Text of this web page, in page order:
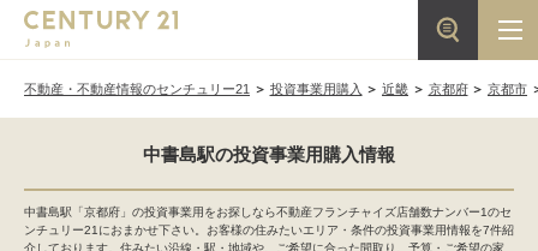
不動産・不動産情報のセンチュリー21 投資事業用購入 近畿 京都府 京都市
中書島駅の投資事業用購入情報
中書島駅「京都府」の投資事業用をお探しなら不動産フランチャイズ店舗数ナンバー1のセ
ンチュリー21におまかせ下さい。お客様の住みたいエリア・条件の投資事業用情報を7件紹
介しております。住みたい沿線・駅・地域や、ご希望に合った間取り、予算・ご希望の家